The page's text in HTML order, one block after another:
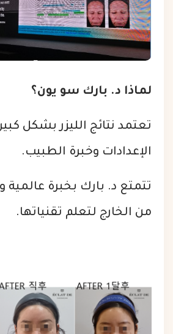
لماذا د. بارك سو يون؟
تعتمد نتائج الليزر بشكل
الإعدادات وخبرة الطبيب.
تتمتع د. بارك بخبرة عالمية
من الخارج لتعلم تقنياتها.